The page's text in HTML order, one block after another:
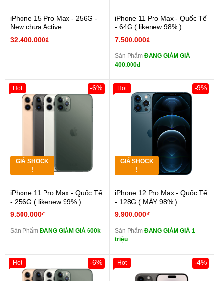
iPhone 15 Pro Max - 256G -
New chưa Active
32.400.000₫
iPhone 11 Pro Max - Quốc Tế
- 64G ( likenew 98% )
7.500.000₫
Sản Phẩm ĐANG GIẢM GIÁ
400.000đ
GIÁ SHOCK
!
iPhone 11 Pro Max - Quốc Tế
- 256G ( likenew 99% )
9.500.000₫
-6%
Sản Phẩm ĐANG GIẢM GIÁ 600k
Hot
GIÁ SHOCK
!
iPhone 12 Pro Max - Quốc Tế
- 128G ( MÁY 98% )
9.900.000₫
-9%
Sản Phẩm ĐANG GIẢM GIÁ 1
triệu
Hot
-6%
Hot -4%
Hot